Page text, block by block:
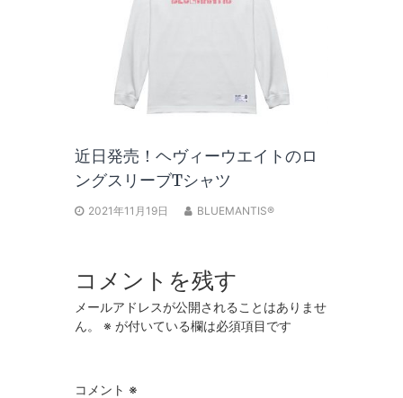
近日発売！ヘヴィーウエイトのロ
ングスリーブTシャツ
2021年11月19日 BLUEMANTIS®
コメントを残す
メールアドレスが公開されることはありませ
ん。
※ が付いている欄は必須項目です
コメント ※